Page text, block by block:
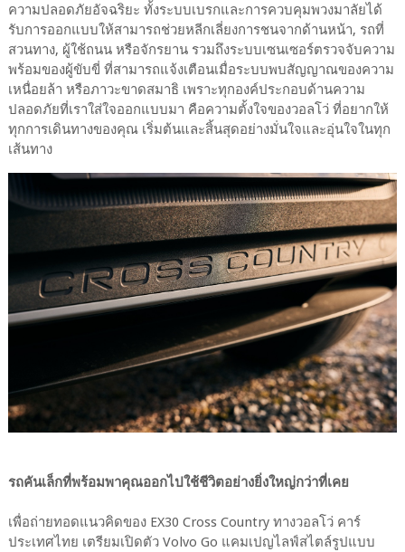
ความปลอดภัยอัจฉริยะ ทั้งระบบเบรกและการควบคุมพวงมาลัยได้
รับการออกแบบให้สามารถช่วยหลีกเลี่ยงการชนจากด้านหน้า, รถที่
สวนทาง, ผู้ใช้ถนน หรือจักรยาน รวมถึงระบบเซนเซอร์ตรวจจับความ
พร้อมของผู้ขับขี่ ที่สามารถแจ้งเตือนเมื่อระบบพบสัญญาณของความ
เหนื่อยล้า หรือภาวะขาดสมาธิ เพราะทุกองค์ประกอบด้านความ
ปลอดภัยที่เราใส่ใจออกแบบมา คือความตั้งใจของวอลโว่ ที่อยากให้
ทุกการเดินทางของคุณ เริ่มต้นและสิ้นสุดอย่างมั่นใจและอุ่นใจในทุก
เส้นทาง
รถคันเล็กที่พร้อมพาคุณออกไปใช้ชีวิตอย่างยิ่งใหญ่กว่าที่เคย
เพื่อถ่ายทอดแนวคิดของ EX30 Cross Country ทางวอลโว่ คาร์
ประเทศไทย เตรียมเปิดตัว Volvo Go แคมเปญไลฟ์สไตล์รูปแบบ